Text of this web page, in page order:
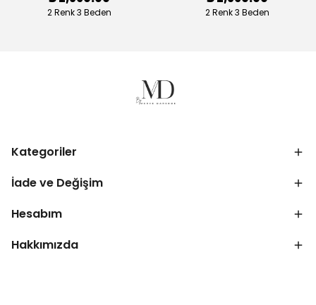
2 Renk 3 Beden 2 Renk 3 Beden
Kategoriler
İade ve Değişim
Hesabım
Hakkımızda